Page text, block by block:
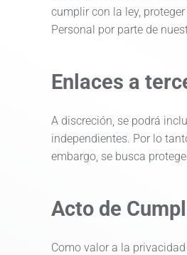
cumplir con la ley,
Personal por parte de
Enlaces a
A discreción, se podrá
independientes. Por lo
embargo, se busca
Acto de
Como valor a la